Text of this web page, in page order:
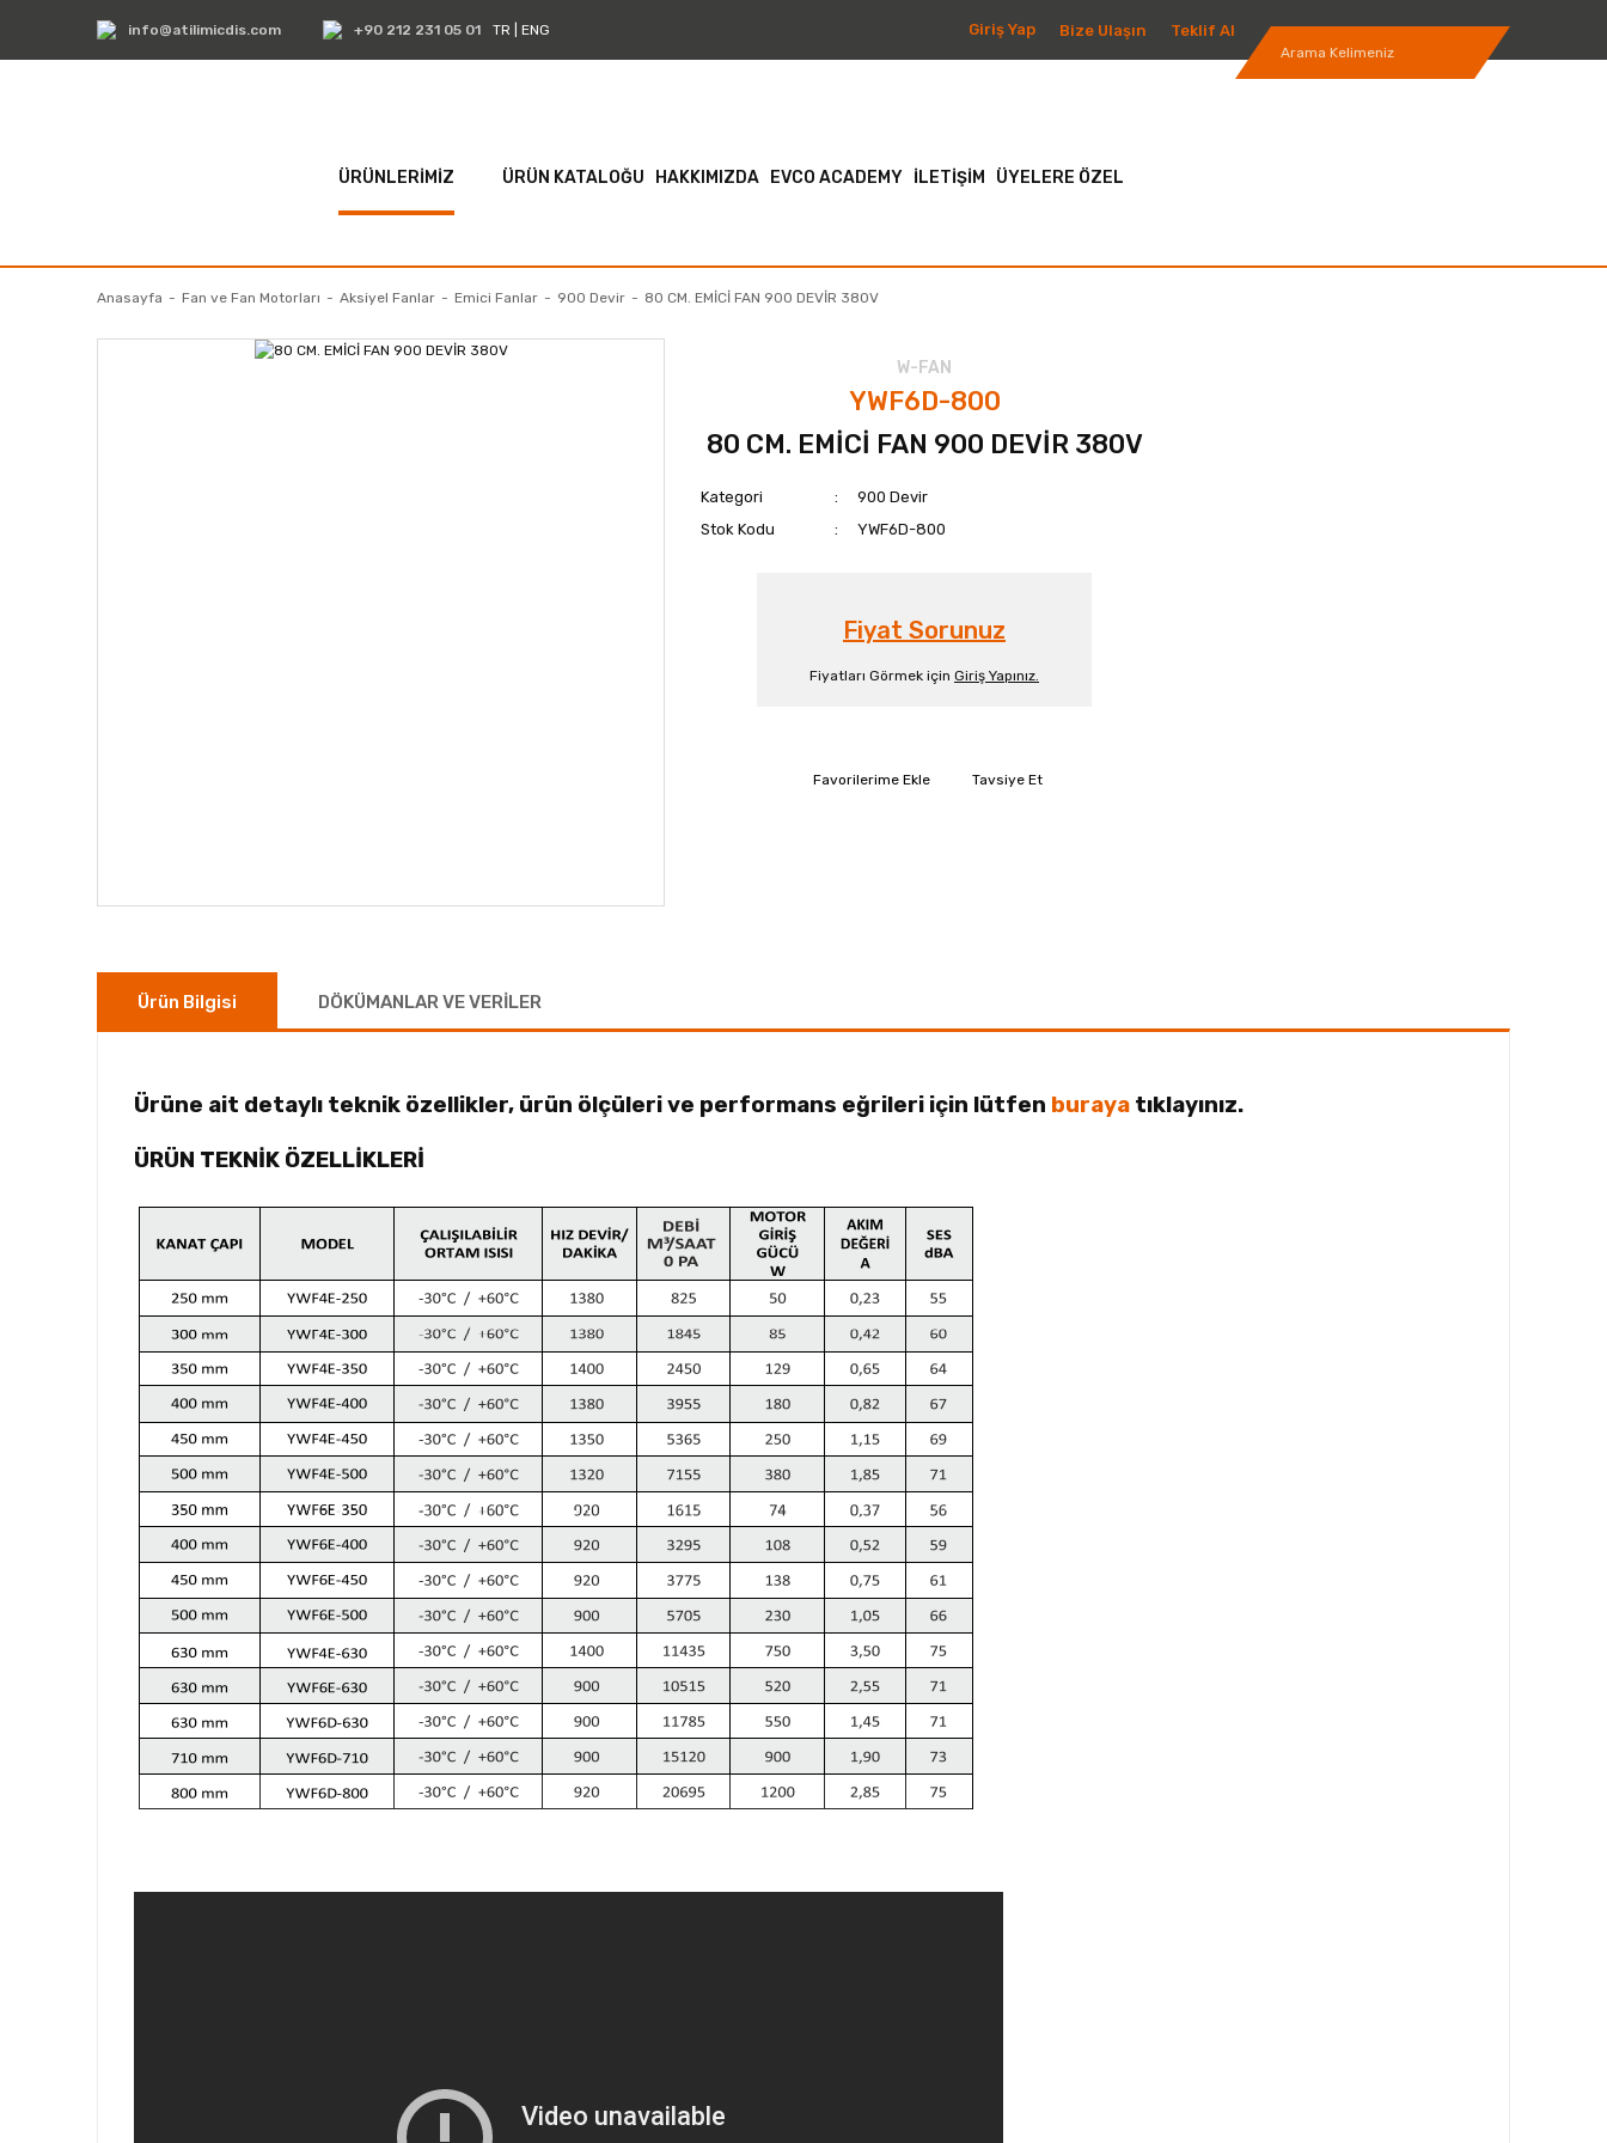
info@atilimicdis.com +90 212 231 05 01 TR ENG Giriş Yap Bize Ulaşın Teklif Al
ÜRÜNLERİMİZ ÜRÜN KATALOĞU HAKKIMIZDA EVCO ACADEMY İLETİŞİM ÜYELERE ÖZEL
Anasayfa Fan ve Fan Motorları Aksiyel Fanlar Emici Fanlar 900 Devir 80 CM. EMİCİ FAN 900 DEVİR 380V
W-FAN
YWF6D-800
80 CM. EMİCİ FAN 900 DEVİR 380V
Kategori
900 Devir
Stok Kodu
YWF6D-800
Fiyat Sorunuz
Fiyatları Görmek için Giriş Yapınız.
Tavsiye Et
Ürün Bilgisi DÖKÜMANLAR VE VERİLER
Ürüne ait detaylı teknik özellikler, ürün ölçüleri ve performans eğrileri için lütfen buraya tıklayınız.
ÜRÜN TEKNİK ÖZELLİKLERİ